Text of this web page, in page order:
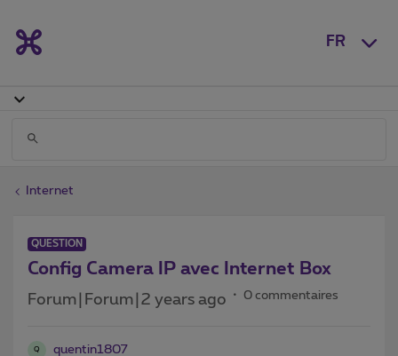
FR
Internet
QUESTION
Config Camera IP avec Internet Box
Forum|Forum|2 years ago 0 commentaires
Q quentin1807